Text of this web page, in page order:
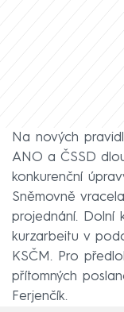
Na nových
ANO a ČSSD
konkurenční
Sněmovně
projednání. Dolní
kurzarbeitu v
KSČM. Pro
přítomných
Ferjenčík.